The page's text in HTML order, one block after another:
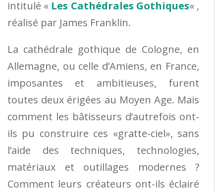
intitulé « Les Cathédrales Gothiques« ,
réalisé par James Franklin.
La cathédrale gothique de Cologne, en
Allemagne, ou celle d’Amiens, en France,
imposantes et ambitieuses, furent
toutes deux érigées au Moyen Age. Mais
comment les bâtisseurs d’autrefois ont-
ils pu construire ces «gratte-ciel», sans
l’aide des techniques, technologies,
matériaux et outillages modernes ?
Comment leurs créateurs ont-ils éclairé